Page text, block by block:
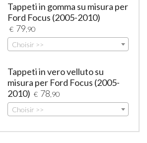
Tappeti in gomma su misura per
Ford Focus (2005-2010)
€ 79 ,90
Choisir >>
Tappeti in vero velluto su
misura per Ford Focus (2005-
2010) € 78 ,90
Choisir >>